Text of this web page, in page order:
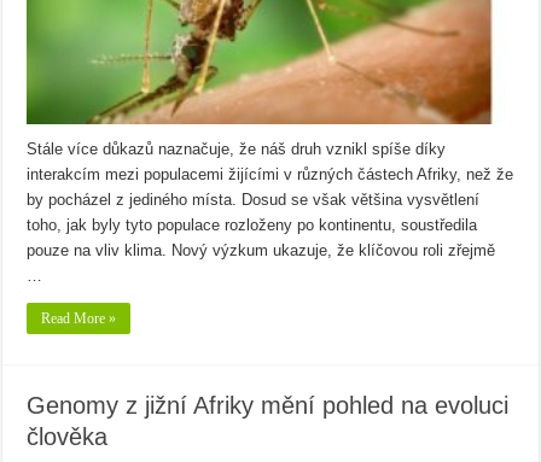
Stále více důkazů naznačuje, že náš druh vznikl spíše díky
interakcím mezi populacemi žijícími v různých částech Afriky, než že
by pocházel z jediného místa. Dosud se však většina vysvětlení
toho, jak byly tyto populace rozloženy po kontinentu, soustředila
pouze na vliv klima. Nový výzkum ukazuje, že klíčovou roli zřejmě
Read More »
Genomy z jižní Afriky mění pohled na evoluci
člověka